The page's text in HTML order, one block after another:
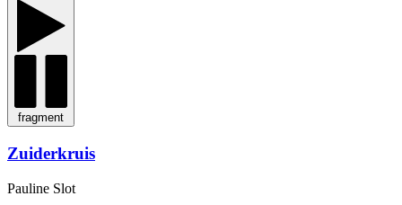
fragment
Zuiderkruis
Pauline Slot